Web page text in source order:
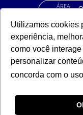
Utilizamos cookies
experiência,
como você
personalizar
concorda com o
ÁREA